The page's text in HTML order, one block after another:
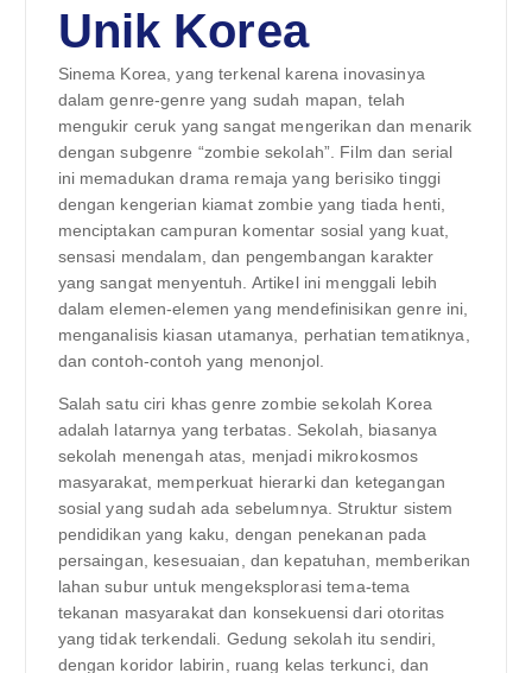
Unik Korea
Sinema Korea, yang terkenal karena inovasinya
dalam genre-genre yang sudah mapan, telah
mengukir ceruk yang sangat mengerikan dan menarik
dengan subgenre “zombie sekolah”. Film dan serial
ini memadukan drama remaja yang berisiko tinggi
dengan kengerian kiamat zombie yang tiada henti,
menciptakan campuran komentar sosial yang kuat,
sensasi mendalam, dan pengembangan karakter
yang sangat menyentuh. Artikel ini menggali lebih
dalam elemen-elemen yang mendefinisikan genre ini,
menganalisis kiasan utamanya, perhatian tematiknya,
dan contoh-contoh yang menonjol.
Salah satu ciri khas genre zombie sekolah Korea
adalah latarnya yang terbatas. Sekolah, biasanya
sekolah menengah atas, menjadi mikrokosmos
masyarakat, memperkuat hierarki dan ketegangan
sosial yang sudah ada sebelumnya. Struktur sistem
pendidikan yang kaku, dengan penekanan pada
persaingan, kesesuaian, dan kepatuhan, memberikan
lahan subur untuk mengeksplorasi tema-tema
tekanan masyarakat dan konsekuensi dari otoritas
yang tidak terkendali. Gedung sekolah itu sendiri,
dengan koridor labirin, ruang kelas terkunci, dan